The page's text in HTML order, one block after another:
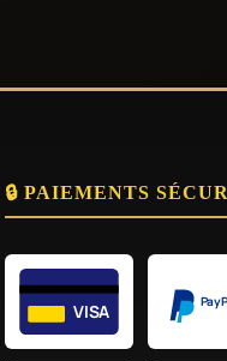
🔒 PAIEMENTS
VISA